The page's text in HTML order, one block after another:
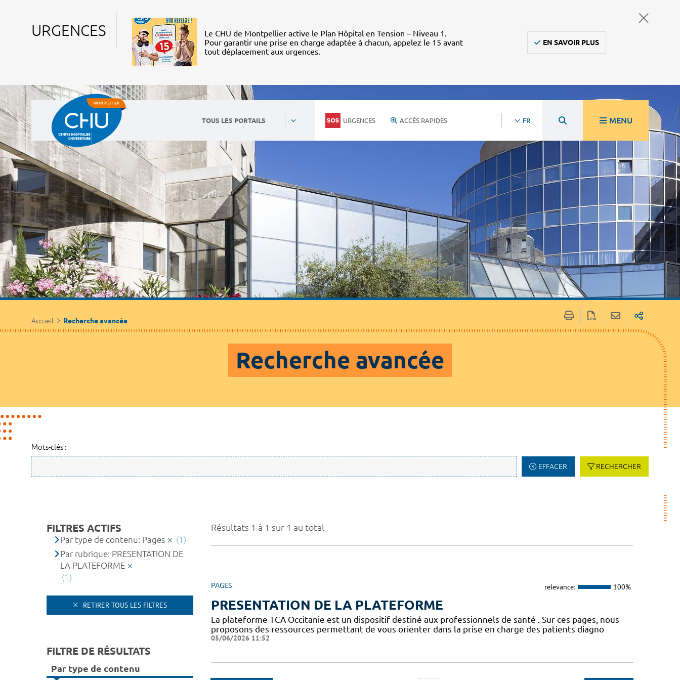
URGENCES
Le CHU de Montpellier active le Plan Hôpital en Tension – Niveau 1.
Pour garantir une prise en charge adaptée à chacun, appelez le 15 avant
tout déplacement aux urgences.
EN SAVOIR PLUS
TOUS LES PORTAILS URGENCES ACCÈS RAPIDES FR MENU
Accueil Recherche avancée
Recherche avancée
Mots-clés :
EFFACER RECHERCHER
Résultats 1 à 1 sur 1 au total
PAGES relevance: 100%
PRESENTATION DE LA PLATEFORME
La plateforme TCA Occitanie est un dispositif destiné aux professionnels de santé . Sur ces pages, nous
proposons des ressources permettant de vous orienter dans la prise en charge des patients diagno
05/06/2026 11:52
FILTRES ACTIFS
Par type de contenu: Pages
(1)
Par rubrique: PRESENTATION DE
LA PLATEFORME
(1)
RETIRER TOUS LES FILTRES
FILTRE DE RÉSULTATS
Par type de contenu